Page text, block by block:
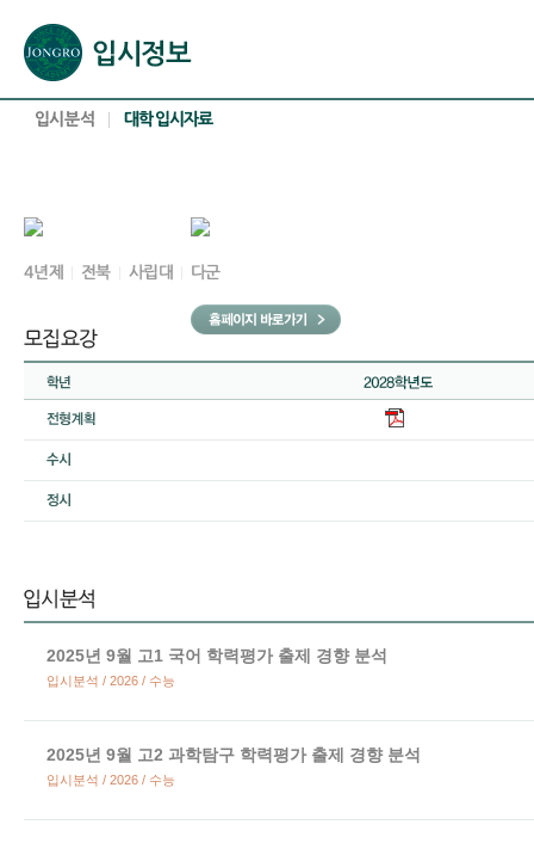
2025년 9월 고1 국어 학력평가 출제 경향 분석
입시분석 / 2026 / 수능
2025년 9월 고2 과학탐구 학력평가 출제 경향 분석
입시분석 / 2026 / 수능